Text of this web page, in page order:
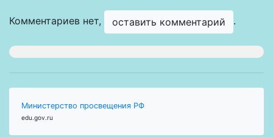
Комментариев нет, оставить комментарий .
Министерство просвещения РФ
edu.gov.ru